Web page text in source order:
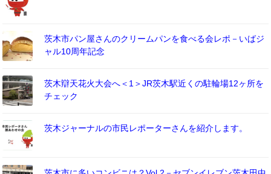
茨木市パン屋さんのクリームパンを食べる会レポ－いばジ
ャル10周年記念
茨木辯天花火大会へ＜1＞JR茨木駅近くの駐輪場12ヶ所を
チェック
茨木ジャーナルの市民レポーターさんを紹介します。